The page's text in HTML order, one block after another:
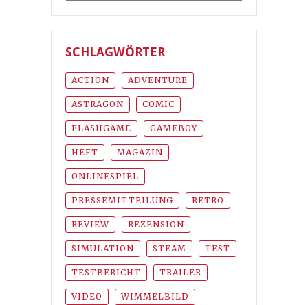
SCHLAGWÖRTER
ACTION ADVENTURE
ASTRAGON COMIC
FLASHGAME GAMEBOY
HEFT MAGAZIN
ONLINESPIEL
PRESSEMITTEILUNG RETRO
REVIEW REZENSION
SIMULATION STEAM TEST
TESTBERICHT TRAILER
VIDEO WIMMELBILD